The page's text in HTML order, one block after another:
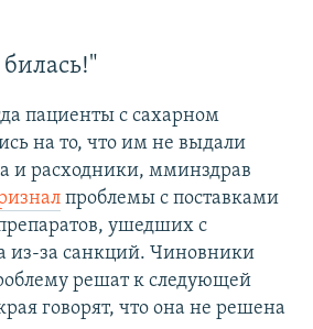
пациенты с сахарном
на то, что им не выдали
и расходники, мминздрав
проблемы с поставками
ушедших с
из-за санкций. Чиновники
решат к следующей
говорят, что она не решена